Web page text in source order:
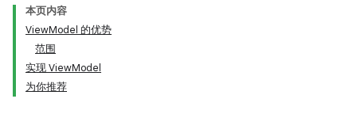
本页内容
ViewModel 的优势
范围
实现 ViewModel
为你推荐